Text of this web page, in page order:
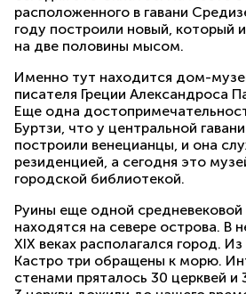
расположенного в гавани
году построили новый, который
на две половины мысом.
Именно тут находится дом-
писателя Греции Александроса
Еще одна
Буртзи, что у центральной
построили венецианцы, и она
резиденцией, а сегодня это
городской библиотекой.
Руины еще одной средневековой
находятся на севере острова. В
XIX веках располагался город.
Кастро три обращены к морю.
стенами пряталось 30 церквей